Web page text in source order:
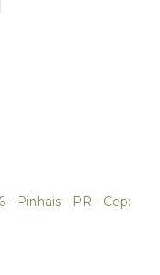
- Pinhais - PR - Cep: